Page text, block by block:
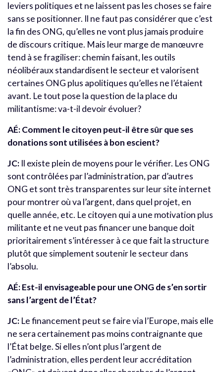
leviers politiques et ne laissent pas les choses se faire
sans se positionner. Il ne faut pas considérer que c’est
la fin des ONG, qu’elles ne vont plus jamais produire
de discours critique. Mais leur marge de manœuvre
tend à se fragiliser: chemin faisant, les outils
néolibéraux standardisent le secteur et valorisent
certaines ONG plus apolitiques qu’elles ne l’étaient
avant. Le tout pose la question de la place du
militantisme: va-t-il devoir évoluer?
AÉ: Comment le citoyen peut-il être sûr que ses
donations sont utilisées à bon escient?
JC: Il existe plein de moyens pour le vérifier. Les ONG
sont contrôlées par l’administration, par d’autres
ONG et sont très transparentes sur leur site internet
pour montrer où va l’argent, dans quel projet, en
quelle année, etc. Le citoyen qui a une motivation plus
militante et ne veut pas financer une banque doit
prioritairement s’intéresser à ce que fait la structure
plutôt que simplement soutenir le secteur dans
l’absolu.
AÉ: Est-il envisageable pour une ONG de s’en sortir
sans l’argent de l’État?
JC: Le financement peut se faire via l’Europe, mais elle
ne sera certainement pas moins contraignante que
l’État belge. Si elles n’ont plus l’argent de
l’administration, elles perdent leur accréditation